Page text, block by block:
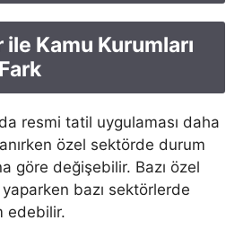
Kamu Kurumları
resmi tatil uygulaması daha
özel sektörde durum
göre değişebilir. Bazı özel
bazı sektörlerde
edebilir.